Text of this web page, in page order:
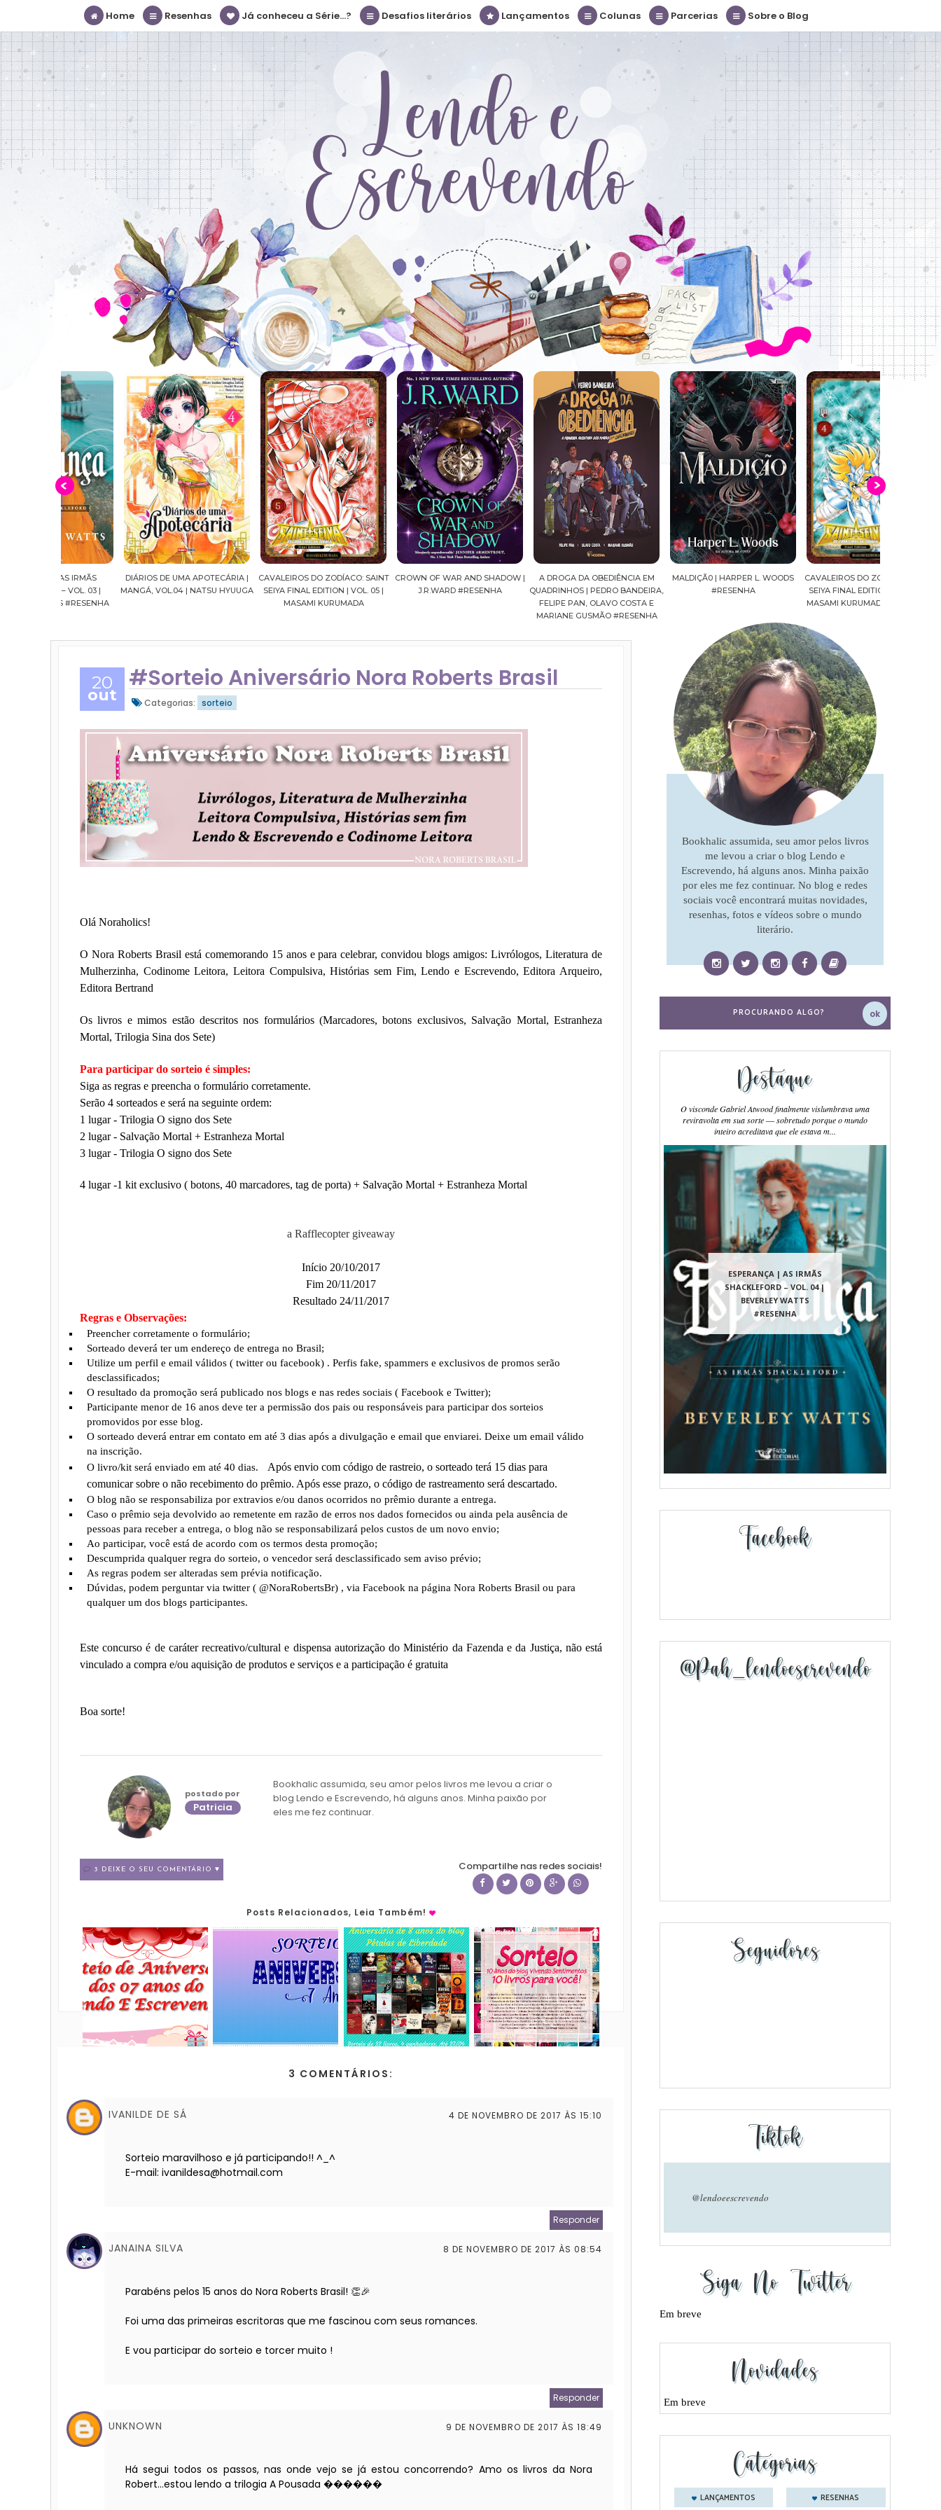
Home Resenhas Já conheceu a Série...? Desafios literários Lançamentos Colunas Parcerias Sobre o Blog
DIÁRIOS DE UMA APOTECÁRIA |
MANGÁ, VOL.04 | NATSU HYUUGA
CAVALEIROS DO ZODÍACO: SAINT
SEIYA FINAL EDITION | VOL. 05 |
MASAMI KURUMADA
CROWN OF WAR AND SHADOW |
J.R.WARD #RESENHA
A DROGA DA OBEDIÊNCIA EM
QUADRINHOS | PEDRO BANDEIRA,
FELIPE PAN, OLAVO COSTA E
MARIANE GUSMÃO #RESENHA
MALDIÇÃ0 | HARPER L. WOODS
#RESENHA
CAVALEIROS DO ZODÍACO: SAINT
SEIYA FINAL EDITION | VOL. 04 |
MASAMI KURUMADA #RESENHA
20
out
#Sorteio Aniversário Nora Roberts Brasil
Categorias: sorteio
Olá Noraholics!
O Nora Roberts Brasil está comemorando 15 anos e para celebrar, convidou blogs amigos: Livrólogos, Literatura de
Mulherzinha, Codinome Leitora, Leitora Compulsiva, Histórias sem Fim, Lendo e Escrevendo, Editora Arqueiro,
Editora Bertrand
Os livros e mimos estão descritos nos formulários (Marcadores, botons exclusivos, Salvação Mortal, Estranheza
Mortal, Trilogia Sina dos Sete)
Para participar do sorteio é simples:
Siga as regras e preencha o formulário corretamente.
Serão 4 sorteados e será na seguinte ordem:
1 lugar - Trilogia O signo dos Sete
2 lugar - Salvação Mortal + Estranheza Mortal
3 lugar - Trilogia O signo dos Sete
4 lugar -1 kit exclusivo ( botons, 40 marcadores, tag de porta) + Salvação Mortal + Estranheza Mortal
a Rafflecopter giveaway
Início 20/10/2017
Fim 20/11/2017
Resultado 24/11/2017
Regras e Observações:
Preencher corretamente o formulário;
Sorteado deverá ter um endereço de entrega no Brasil;
Utilize um perfil e email válidos ( twitter ou facebook) . Perfis fake, spammers e exclusivos de promos serão
desclassificados;
O resultado da promoção será publicado nos blogs e nas redes sociais ( Facebook e Twitter);
Participante menor de 16 anos deve ter a permissão dos pais ou responsáveis para participar dos sorteios
promovidos por esse blog.
O sorteado deverá entrar em contato em até 3 dias após a divulgação e email que enviarei. Deixe um email válido
na inscrição.
O livro/kit será enviado em até 40 dias.
Após envio com código de rastreio, o sorteado terá 15 dias para
comunicar sobre o não recebimento do prêmio. Após esse prazo, o código de rastreamento será descartado.
O blog não se responsabiliza por extravios e/ou danos ocorridos no prêmio durante a entrega.
Caso o prêmio seja devolvido ao remetente em razão de erros nos dados fornecidos ou ainda pela ausência de
pessoas para receber a entrega, o blog não se responsabilizará pelos custos de um novo envio;
Ao participar, você está de acordo com os termos desta promoção;
Descumprida qualquer regra do sorteio, o vencedor será desclassificado sem aviso prévio;
As regras podem ser alteradas sem prévia notificação.
Dúvidas, podem perguntar via twitter ( @NoraRobertsBr) , via Facebook na página Nora Roberts Brasil ou para
qualquer um dos blogs participantes.
Este concurso é de caráter recreativo/cultural e dispensa autorização do Ministério da Fazenda e da Justiça, não está
vinculado a compra e/ou aquisição de produtos e serviços e a participação é gratuita
Boa sorte!
postado por
Patricia
Bookhalic assumida, seu amor pelos livros me levou a criar o
blog Lendo e Escrevendo, há alguns anos. Minha paixão por
eles me fez continuar.
3 DEIXE O SEU COMENTÁRIO ♥ Compartilhe nas redes sociais!
Posts Relacionados, Leia Também!
3 COMENTÁRIOS:
IVANILDE DE SÁ 4 DE NOVEMBRO DE 2017 ÀS 15:10
Sorteio maravilhoso e já participando!! ^_^
E-mail: ivanildesa@hotmail.com
Responder
JANAINA SILVA 8 DE NOVEMBRO DE 2017 ÀS 08:54
Parabéns pelos 15 anos do Nora Roberts Brasil! 👏🎉
Foi uma das primeiras escritoras que me fascinou com seus romances.
E vou participar do sorteio e torcer muito !
Responder
UNKNOWN 9 DE NOVEMBRO DE 2017 ÀS 18:49
Há segui todos os passos, nas onde vejo se já estou concorrendo? Amo os livros da Nora
Robert...estou lendo a trilogia A Pousada ������
Bookhalic assumida, seu amor pelos livros
me levou a criar o blog Lendo e
Escrevendo, há alguns anos. Minha paixão
por eles me fez continuar. No blog e redes
sociais você encontrará muitas novidades,
resenhas, fotos e vídeos sobre o mundo
literário.
Destaque
ESPERANÇA | AS IRMÃS
SHACKLEFORD – VOL. 04 |
BEVERLEY WATTS
#RESENHA
O visconde Gabriel Atwood finalmente vislumbrava uma
reviravolta em sua sorte ― sobretudo porque o mundo
inteiro acreditava que ele estava m...
Facebook
@pah_lendoescrevendo
Seguidores
Tiktok
@lendoeescrevendo
Siga No Twitter
Em breve
Novidades
Em breve
Categorias
LANÇAMENTOS RESENHAS